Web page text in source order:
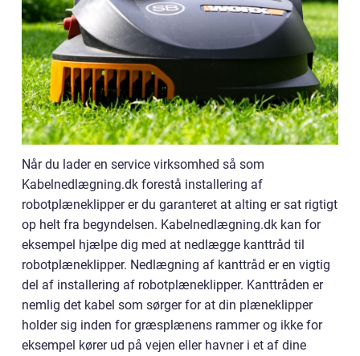
Når du lader en service virksomhed så som
Kabelnedlægning.dk forestå installering af
robotplæneklipper er du garanteret at alting er sat rigtigt
op helt fra begyndelsen. Kabelnedlægning.dk kan for
eksempel hjælpe dig med at nedlægge kanttråd til
robotplæneklipper. Nedlægning af kanttråd er en vigtig
del af installering af robotplæneklipper. Kanttråden er
nemlig det kabel som sørger for at din plæneklipper
holder sig inden for græsplænens rammer og ikke for
eksempel kører ud på vejen eller havner i et af dine